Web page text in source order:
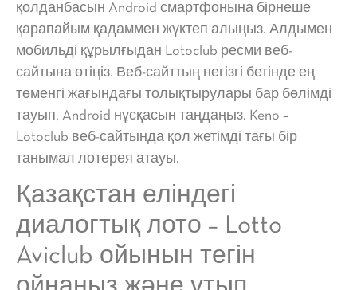
қолданбасын Android смартфонына бірнеше
қарапайым қадаммен жүктеп алыңыз. Алдымен
мобильді құрылғыдан Lotoclub ресми веб-
сайтына өтіңіз. Веб-сайттың негізгі бетінде ең
төменгі жағындағы толықтырулары бар бөлімді
тауып, Android нұсқасын таңдаңыз. Keno –
Lotoclub веб-сайтында қол жетімді тағы бір
танымал лотерея атауы.
Қазақстан еліндегі
диалогтық лото – Lotto
Aviclub ойынын тегін